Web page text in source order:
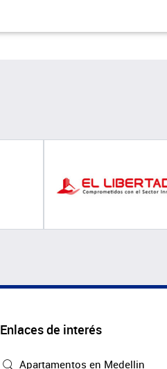
Enlaces de interés
Apartamentos en Medellin